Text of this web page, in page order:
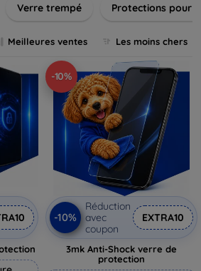
tactile. Explorez notre gamme
que votre écran reste comme neuf,
Verre trempé Protections pour
Meilleures ventes Les moins chers
-10%
-10%
Réduction
avec
coupon
EXTRA10
3mk Anti-Shock verre de
protection